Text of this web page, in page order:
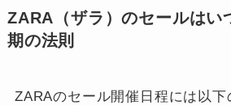
ZARA（ザラ）のセールはい
期の法則
ZARAのセール開催日程には以下